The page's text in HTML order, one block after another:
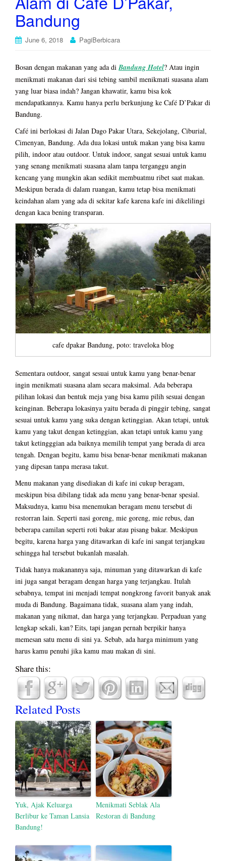
Bandung
June 6, 2018 PagiBerbicara
Bosan dengan makanan yang ada di Bandung Hotel? Atau ingin
menikmati makanan dari sisi tebing sambil menikmati suasana alam
yang luar biasa indah? Jangan khawatir, kamu bisa kok
mendapatkannya. Kamu hanya perlu berkunjung ke Café D’Pakar di
Bandung.
Café ini berlokasi di Jalan Dago Pakar Utara, Sekejolang, Ciburial,
Cimenyan, Bandung. Ada dua lokasi untuk makan yang bisa kamu
pilih, indoor atau outdoor. Untuk indoor, sangat sesuai untuk kamu
yang senang menikmati suasana alam tanpa terganggu angin
kencang yang mungkin akan sedikit membuatmu ribet saat makan.
Meskipun berada di dalam ruangan, kamu tetap bisa menikmati
keindahan alam yang ada di sekitar kafe karena kafe ini dikelilingi
dengan kaca bening transparan.
cafe dpakar Bandung, poto: traveloka blog
Sementara outdoor, sangat sesuai untuk kamu yang benar-benar
ingin menikmati suasana alam secara maksimal. Ada beberapa
pilihan lokasi dan bentuk meja yang bisa kamu pilih sesuai dengan
keinginan. Beberapa lokasinya yaitu berada di pinggir tebing, sangat
sesuai untuk kamu yang suka dengan ketinggian. Akan tetapi, untuk
kamu yang takut dengan ketinggian, akan tetapi untuk kamu yang
takut ketingggian ada baiknya memilih tempat yang berada di area
tengah. Dengan begitu, kamu bisa benar-benar menikmati makanan
yang dipesan tanpa merasa takut.
Menu makanan yang disediakan di kafe ini cukup beragam,
meskipun bisa dibilang tidak ada menu yang benar-benar spesial.
Maksudnya, kamu bisa menemukan beragam menu tersebut di
restorran lain. Seperti nasi goreng, mie goreng, mie rebus, dan
beberapa camilan seperti roti bakar atau pisang bakar. Meskipun
begitu, karena harga yang ditawarkan di kafe ini sangat terjangkau
sehingga hal tersebut bukanlah masalah.
Tidak hanya makanannya saja, minuman yang ditawarkan di kafe
ini juga sangat beragam dengan harga yang terjangkau. Itulah
sebabnya, tempat ini menjadi tempat nongkrong favorit banyak anak
muda di Bandung. Bagaimana tidak, suasana alam yang indah,
makanan yang nikmat, dan harga yang terjangkau. Perpaduan yang
lengkap sekali, kan? Eits, tapi jangan pernah berpikir hanya
memesan satu menu di sini ya. Sebab, ada harga minimum yang
harus kamu penuhi jika kamu mau makan di sini.
Share this:
Related Posts
Yuk, Ajak Keluarga
Berlibur ke Taman Lansia
Bandung!
Menikmati Seblak Ala
Restoran di Bandung